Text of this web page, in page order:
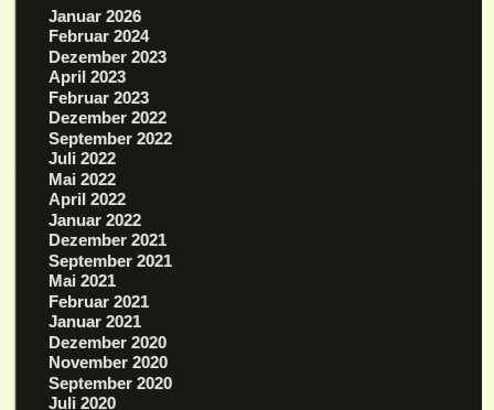
Januar 2026
Februar 2024
Dezember 2023
April 2023
Februar 2023
Dezember 2022
September 2022
Juli 2022
Mai 2022
April 2022
Januar 2022
Dezember 2021
September 2021
Mai 2021
Februar 2021
Januar 2021
Dezember 2020
November 2020
September 2020
Juli 2020